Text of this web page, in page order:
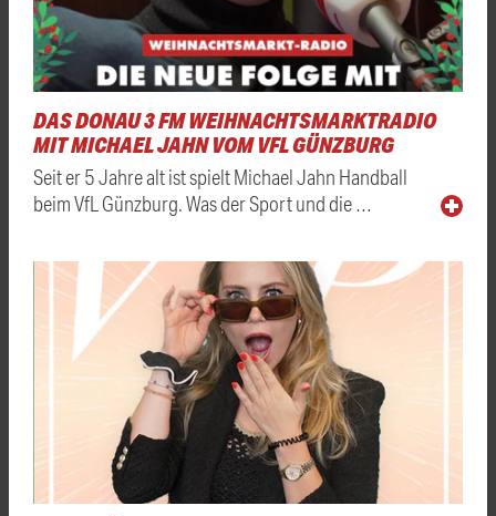
DAS DONAU 3 FM WEIHNACHTSMARKTRADIO
MIT MICHAEL JAHN VOM VFL GÜNZBURG
Seit er 5 Jahre alt ist spielt Michael Jahn Handball
beim VfL Günzburg. Was der Sport und die …